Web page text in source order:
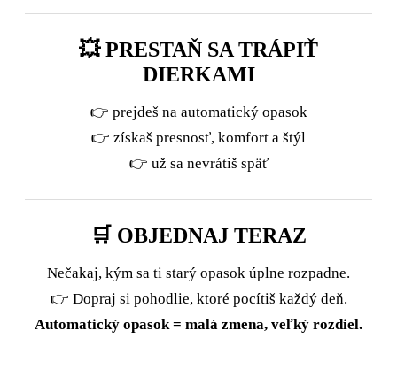
💥 PRESTAŇ SA TRÁPIŤ
DIERKAMI
👉 prejdeš na automatický opasok
👉 získaš presnosť, komfort a štýl
👉 už sa nevrátiš späť
🛒 OBJEDNAJ TERAZ
Nečakaj, kým sa ti starý opasok úplne rozpadne.
👉 Dopraj si pohodlie, ktoré pocítiš každý deň.
Automatický opasok = malá zmena, veľký rozdiel.